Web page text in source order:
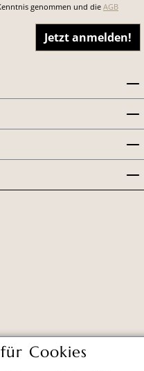
genommen und die AGB
Jetzt anmelden!
Cookies